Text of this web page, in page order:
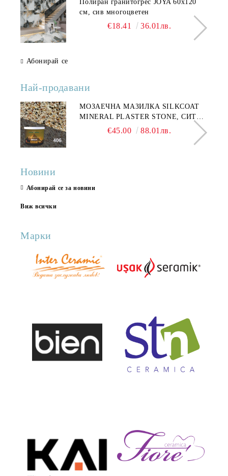
Полиран гранитогрес JOYA 60x120
см, сив многоцветен
€18.41 36.01лв.
Абонирай се
Най-продавани
МОЗАЕЧНА МАЗИЛКА SILKCOAT
MINERAL PLASTER STONE, СИТЕН
КАМЪК 406 25КГ
€45.00 88.01лв.
Новини
Абонирай се за новини
Виж всички
Марки